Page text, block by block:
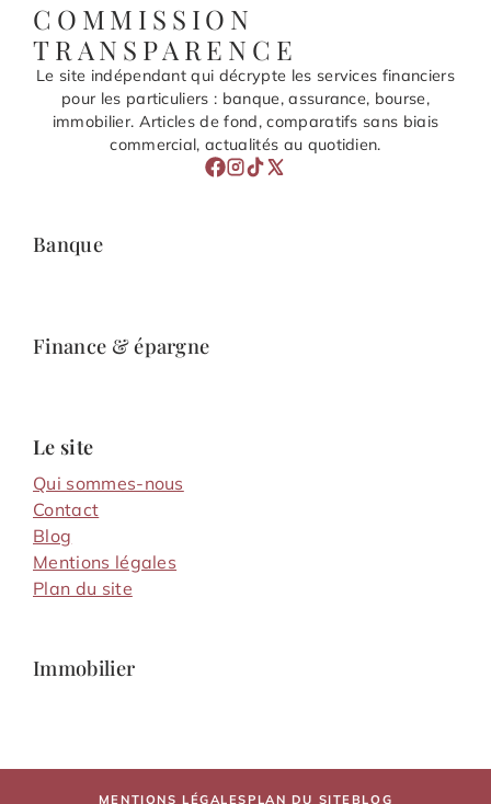
COMMISSION
TRANSPARENCE
Le site indépendant qui décrypte les services financiers
pour les particuliers : banque, assurance, bourse,
immobilier. Articles de fond, comparatifs sans biais
commercial, actualités au quotidien.
Banque
Finance & épargne
Le site
Qui sommes-nous
Contact
Blog
Mentions légales
Plan du site
Immobilier
MENTIONS LÉGALES PLAN DU SITE BLOG